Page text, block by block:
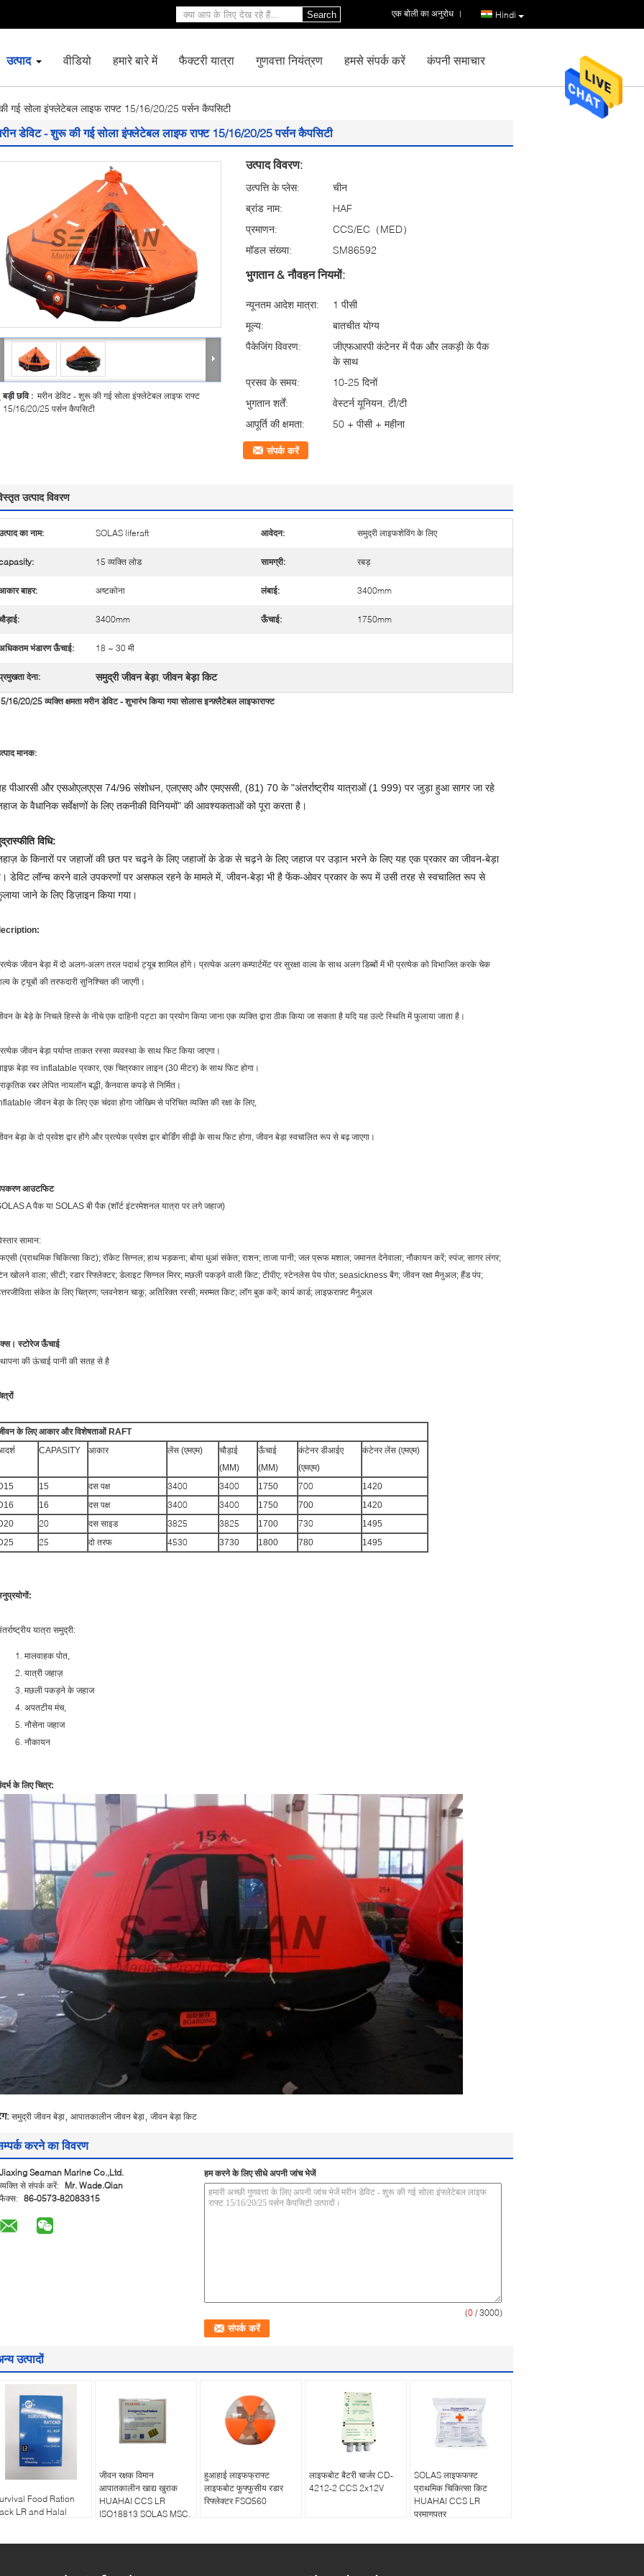
Hindi
एक बोली का अनुरोध |
Search
उत्पाद वीडियो हमारे बारे में फैक्टरी यात्रा गुणवत्ता नियंत्रण हमसे संपर्क करें कंपनी समाचार
गई सोला इंफ्लेटेबल लाइफ राफ्ट 15/16/20/25 पर्सन कैपसिटी
डेविट - शुरू की गई सोला इंफ्लेटेबल लाइफ राफ्ट 15/16/20/25 पर्सन कैपसिटी
बड़ी छवि : मरीन डेविट - शुरू की गई सोला इंफ्लेटेबल लाइफ राफ्ट
15/16/20/25 पर्सन कैपसिटी
उत्पाद विवरण:
उत्पत्ति के प्लेस:
चीन
ब्रांड नाम:
HAF
प्रमाणन:
CCS/EC（MED）
मॉडल संख्या:
SM86592
भुगतान & नौवहन नियमों:
न्यूनतम आदेश मात्रा:
1 पीसी
मूल्य:
बातचीत योग्य
पैकेजिंग विवरण:
जीएफआरपी कंटेनर में पैक और लकड़ी के पैक
के साथ
प्रसव के समय:
10-25 दिनों
भुगतान शर्तें:
वेस्टर्न यूनियन, टी/टी
आपूर्ति की क्षमता:
50 + पीसी + महीना
संपर्क करें
उत्पाद विवरण
का नाम: SOLAS liferaft आवेदन: समुद्री लाइफशेविंग के लिए
15 व्यक्ति लोड सामग्री: रबड़
बाहर: अष्टकोना लंबाई: 3400mm
3400mm ऊँचाई: 1750mm
भंडारण ऊँचाई: 18 ~ 30 मी
देना: समुद्री जीवन बेड़ा,जीवन बेड़ा किट
16/20/25 व्यक्ति क्षमता मरीन डेविट - शुभारंभ किया गया सोलास इन्फ़्लैटेबल लाइफाराफ्ट
मानक:
पीआरसी और एसओएलएएस 74/96 संशोधन, एलएसए और एमएससी, (81) 70 के "अंतर्राष्ट्रीय यात्राओं (1 999) पर जुड़ा हुआ सागर जा रहे
के वैधानिक सर्वेक्षणों के लिए तकनीकी विनियमों" की आवश्यकताओं को पूरा करता है।
विधि:
के किनारों पर जहाजों की छत पर चढ़ने के लिए जहाजों के डेक से चढ़ने के लिए जहाज पर उड़ान भरने के लिए यह एक प्रकार का जीवन-बेड़ा
डेविट लॉन्च करने वाले उपकरणों पर असफल रहने के मामले में, जीवन-बेड़ा भी है फेंक-ओवर प्रकार के रूप में उसी तरह से स्वचालित रूप से
जाने के लिए डिज़ाइन किया गया।
जीवन बेड़ा में दो अलग-अलग तरल पदार्थ ट्यूब शामिल होंगे। प्रत्येक अलग कम्पार्टमेंट पर सुरक्षा वाल्व के साथ अलग डिब्बों में भी प्रत्येक को विभाजित करके चेक
के ट्यूबों की तरफदारी सुनिश्चित की जाएगी।
के बेड़े के निचले हिस्से के नीचे एक दाहिनी पट्टा का प्रयोग किया जाना एक व्यक्ति द्वारा ठीक किया जा सकता है यदि यह उल्टे स्थिति में फुलाया जाता है।
जीवन बेड़ा पर्याप्त ताकत रस्सा व्यवस्था के साथ फिट किया जाएगा।
बेड़ा स्व inflatable प्रकार, एक चित्रकार लाइन (30 मीटर) के साथ फिट होगा।
रबर लेपित नायलॉन बद्धी, कैनवास कपड़े से निर्मित।
जीवन बेड़ा के लिए एक चंदवा होगा जोखिम से परिचित व्यक्ति की रक्षा के लिए,
बेड़ा के दो प्रवेश द्वार होंगे और प्रत्येक प्रवेश द्वार बोर्डिंग सीढ़ी के साथ फिट होगा, जीवन बेड़ा स्वचालित रूप से बढ़ जाएगा।
आउटफिट
A पैक या SOLAS बी पैक (शॉर्ट इंटरमेशनल यात्रा पर लगे जहाज)
सामान:
(प्राथमिक चिकित्सा किट); रॉकेट सिग्नल; हाथ भड़कना; बोया धुआं संकेत; राशन; ताजा पानी; जल प्रूफ मशाल; जमानत देनेवाला; नौकायन करें; स्पंज; सागर लंगर;
खोलने वाला; सीटी; रडार रिफ्लेक्टर; डेलाइट सिग्नल मिरर; मछली पकड़ने वाली किट; टीपीए; स्टेनलेस पेय पोत; seasickness बैग; जीवन रक्षा मैनुअल; हैंड पंप;
संकेत के लिए चित्रण; प्लवनेशन चाकू; अतिरिक्त रस्सी; मरम्मत किट; लॉग बुक करें; कार्य कार्ड; लाइफ़राफ़्ट मैनुअल
स्टोरेज ऊँचाई
की ऊंचाई पानी की सतह से है
के लिए आकार और विशेषताओं RAFT
CAPASITY आकार लेंस (एमएम)
चौड़ाई
(MM)
ऊँचाई
(MM)
कंटेनर डीआईए
(एमएम)
कंटेनर लेंस (एमएम)
15 दस पक्ष 3400 3400 1750 700
1420
16 दस पक्ष 3400 3400 1750 700
1420
20 दस साइड 3825 3825 1700 730
1495
25 दो तरफ 4530 3730 1800 780 1495
यात्रा समुद्री:
मालवाहक पोत,
यात्री जहाज़
मछली पकड़ने के जहाज
अपतटीय मंच,
नौसेना जहाज
नौकायन
के लिए चित्र:
समुद्री जीवन बेड़ा आपातकालीन जीवन बेड़ा जीवन बेड़ा किट
करने का विवरण
Jiaxing Seaman Marine Co.,Ltd.
व्यक्ति से संपर्क करें:
Mr. Wade.Qian
फैक्स: 86-0573-82083315
हम करने के लिए सीधे अपनी जांच भेजें
(0 / 3000)
उत्पादों
Food Ration
LR and Halal
जीवन रक्षक विमान
आपातकालीन खाद्य खुराक
HUAHAI CCS LR
ISO18813 SOLAS MSC.
हुआहाई लाइफफ्राफ्ट
लाइफबोट फुफ्फुसीय रडार
रिफ्लेक्टर FSQ560
लाइफबोट बैटरी चार्जर CD-
4212-2 CCS 2x12V
SOLAS लाइफफफ्ट
प्राथमिक चिकित्सा किट
HUAHAI CCS LR
प्रमाणपत्र